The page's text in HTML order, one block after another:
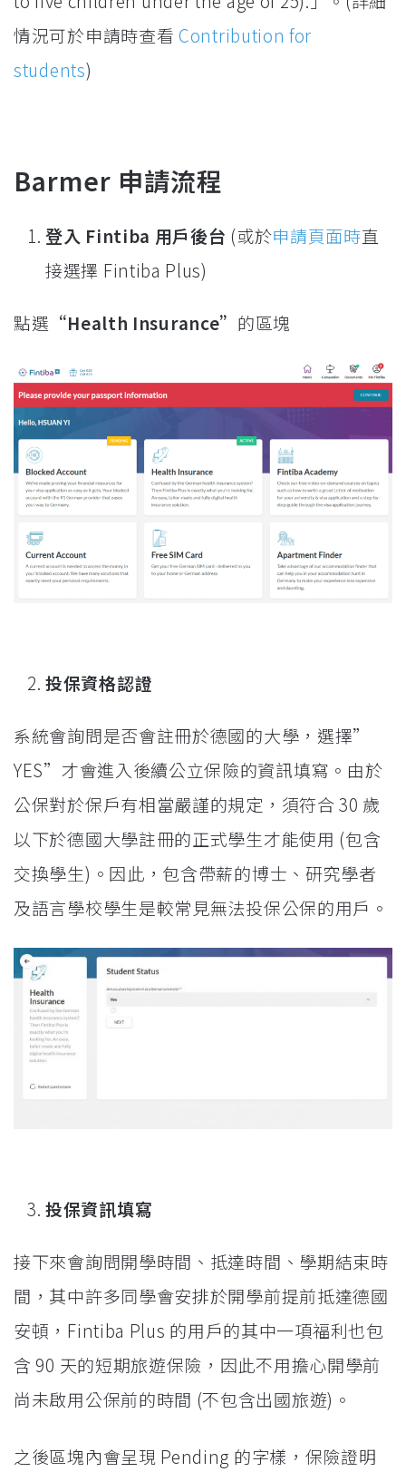
情況可於申請時查看 Contribution for
students)
Barmer 申請流程
登入 Fintiba 用戶後台 (或於申請頁面時直
接選擇 Fintiba Plus)
點選 “Health Insurance” 的區塊
投保資格認證
系統會詢問是否會註冊於德國的大學，選擇”
YES”才會進入後續公立保險的資訊填寫。由於
公保對於保戶有相當嚴謹的規定，須符合 30 歲
以下於德國大學註冊的正式學生才能使用 (包含
交換學生)。因此，包含帶薪的博士、研究學者
及語言學校學生是較常見無法投保公保的用戶。
投保資訊填寫
接下來會詢問開學時間、抵達時間、學期結束時
間，其中許多同學會安排於開學前提前抵達德國
安頓，Fintiba Plus 的用戶的其中一項福利也包
含 90 天的短期旅遊保險，因此不用擔心開學前
尚未啟用公保前的時間 (不包含出國旅遊)。
之後區塊內會呈現 Pending 的字樣，保險證明